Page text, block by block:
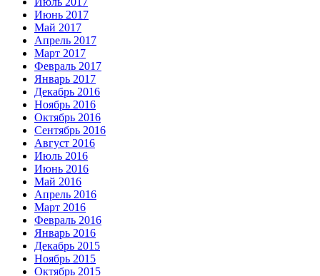
Июнь 2017
Май 2017
Апрель 2017
Март 2017
Февраль 2017
Январь 2017
Декабрь 2016
Ноябрь 2016
Октябрь 2016
Сентябрь 2016
Август 2016
Июль 2016
Июнь 2016
Май 2016
Апрель 2016
Март 2016
Февраль 2016
Январь 2016
Декабрь 2015
Ноябрь 2015
Октябрь 2015